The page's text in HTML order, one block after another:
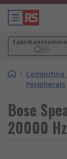
/ Computing
Peripherals
Bose
20000